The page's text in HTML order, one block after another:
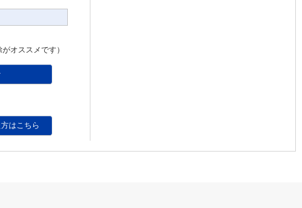
オススメです）
はこちら